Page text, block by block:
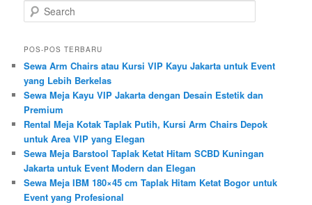
Search
POS-POS TERBARU
Sewa Arm Chairs atau Kursi VIP Kayu Jakarta untuk Event
yang Lebih Berkelas
Sewa Meja Kayu VIP Jakarta dengan Desain Estetik dan
Premium
Rental Meja Kotak Taplak Putih, Kursi Arm Chairs Depok
untuk Area VIP yang Elegan
Sewa Meja Barstool Taplak Ketat Hitam SCBD Kuningan
Jakarta untuk Event Modern dan Elegan
Sewa Meja IBM 180×45 cm Taplak Hitam Ketat Bogor untuk
Event yang Profesional